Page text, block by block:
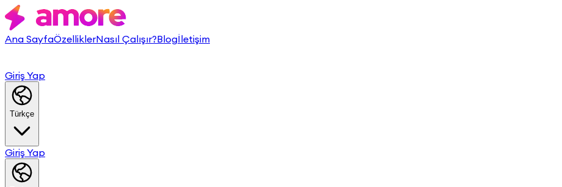
Ana SayfaÖzelliklerNasıl Çalışır?Blogİletişim
Giriş Yap
Türkçe
Giriş Yap